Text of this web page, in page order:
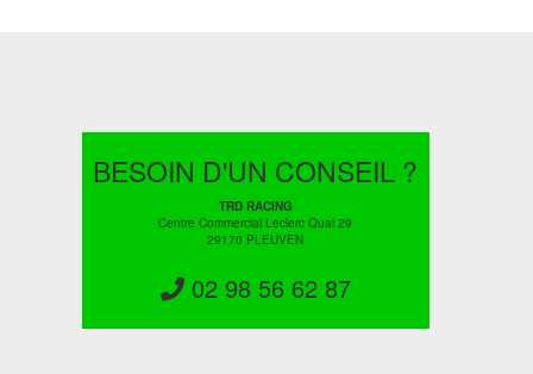
BESOIN D'UN CONSEIL ?
TRD RACING
Centre Commercial Leclerc Quai 29
29170 PLEUVEN
02 98 56 62 87